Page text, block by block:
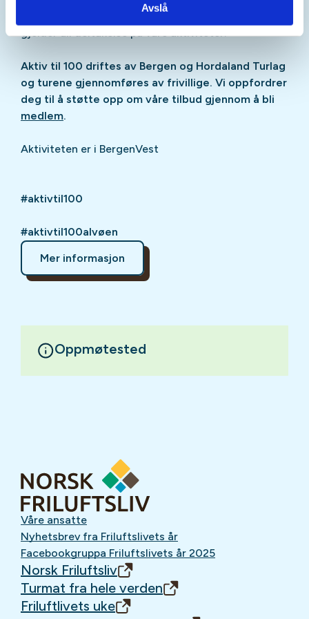
Avslå
Les våregenerelle vilkår
Aktiv til 100 driftes av Bergen og Hordaland Turlag
og turene gjennomføres av frivillige. Vi oppfordrer
deg til å støtte opp om våre tilbud gjennom å bli
medlem.
Aktiviteten er i BergenVest
#aktivtil100
#aktivtil100alvøen
Mer informasjon
Oppmøtested
Våre ansatte
Nyhetsbrev fra Friluftslivets år
Facebookgruppa Friluftslivets år 2025
Norsk Friluftsliv
Turmat fra hele verden
Friluftlivets uke